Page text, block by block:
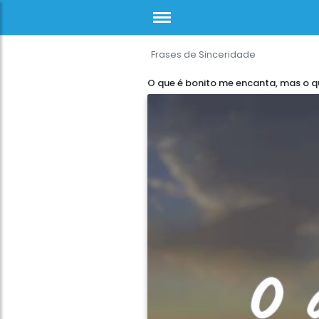
Frases de Sinceridade
O que é bonito me encanta, mas o